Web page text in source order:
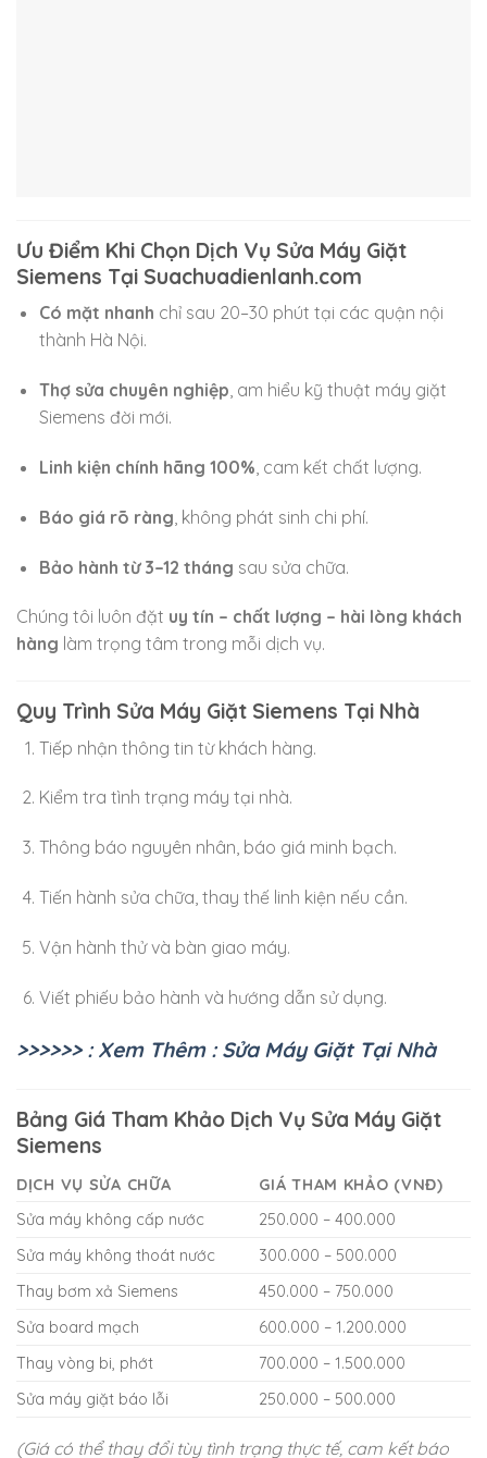
Ưu Điểm Khi Chọn Dịch Vụ Sửa Máy Giặt
Siemens Tại Suachuadienlanh.com
Có mặt nhanh chỉ sau 20–30 phút tại các quận nội
thành Hà Nội.
Thợ sửa chuyên nghiệp, am hiểu kỹ thuật máy giặt
Siemens đời mới.
Linh kiện chính hãng 100% , cam kết chất lượng.
Báo giá rõ ràng , không phát sinh chi phí.
Bảo hành từ 3–12 tháng sau sửa chữa.
Chúng tôi luôn đặt uy tín – chất lượng – hài lòng khách
hàng làm trọng tâm trong mỗi dịch vụ.
Quy Trình Sửa Máy Giặt Siemens Tại Nhà
Tiếp nhận thông tin từ khách hàng.
Kiểm tra tình trạng máy tại nhà.
Thông báo nguyên nhân, báo giá minh bạch.
Tiến hành sửa chữa, thay thế linh kiện nếu cần.
Vận hành thử và bàn giao máy.
Viết phiếu bảo hành và hướng dẫn sử dụng.
>>>>>> : Xem Thêm : Sửa Máy Giặt Tại Nhà
Bảng Giá Tham Khảo Dịch Vụ Sửa Máy Giặt
Siemens
DỊCH VỤ SỬA CHỮA
GIÁ THAM KHẢO (VNĐ)
Sửa máy không cấp nước
250.000 – 400.000
Sửa máy không thoát nước
300.000 – 500.000
Thay bơm xả Siemens
450.000 – 750.000
Sửa board mạch
600.000 – 1.200.000
Thay vòng bi, phớt
700.000 – 1.500.000
Sửa máy giặt báo lỗi
250.000 – 500.000
(Giá có thể thay đổi tùy tình trạng thực tế, cam kết báo